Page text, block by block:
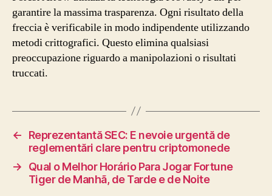
garantire la massima trasparenza. Ogni risultato della
freccia è verificabile in modo indipendente utilizzando
metodi crittografici. Questo elimina qualsiasi
preoccupazione riguardo a manipolazioni o risultati
truccati.
←
Reprezentantă SEC: E nevoie urgentă de
reglementări clare pentru criptomonede
→
Qual o Melhor Horário Para Jogar Fortune
Tiger de Manhã, de Tarde e de Noite